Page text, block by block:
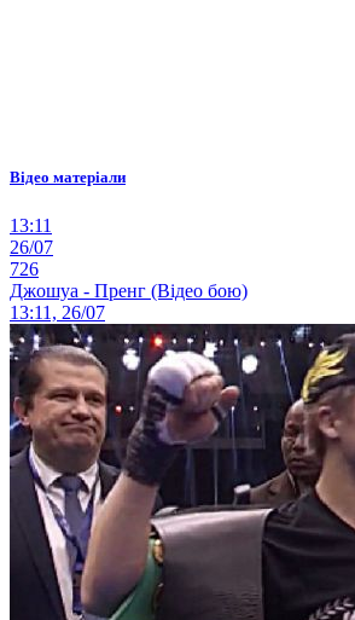
Відео матеріали
13:11
26/07
726
Джошуа - Пренг (Відео бою)
13:11, 26/07